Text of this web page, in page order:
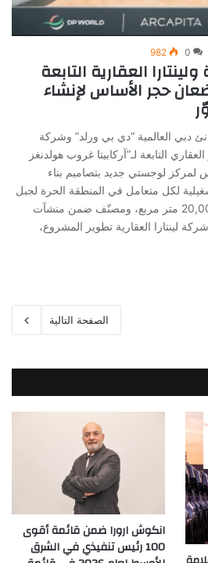
0
982
العقارية التابعة
حجر الأساس لإنشاء
العالمية “دي بي ورلد” وشركة
التابعة لـ”آركابيتا غروب هولدنغز
لمركز لوجستي جديد بتصاميم بناء
لكل متعامل في المنطقة الحرة لجبل
علي “جافزا”، تبلغ مساحته 20,000 متر مربع، ومصنّف ضمن منشآت
لينتارا العقارية تطوير المشروع،
الصفحة التالية
انكوش ارورا ضمن قائمة أقوى
100 رئيس تنفيذي في الشرق